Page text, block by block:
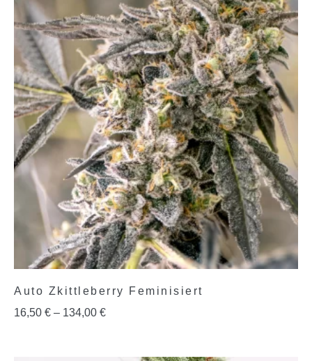
Auto Zkittleberry Feminisiert
16,50 € – 134,00 €